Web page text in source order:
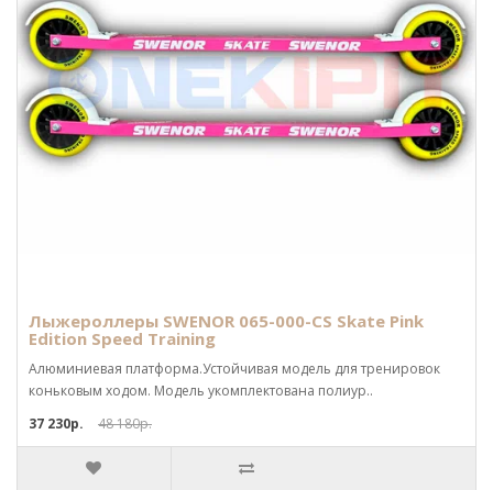
Лыжероллеры SWENOR 065-000-CS Skate Pink
Edition Speed Training
Алюминиевая платформа.Устойчивая модель для тренировок
коньковым ходом. Модель укомплектована полиур..
37 230р.
48 180р.